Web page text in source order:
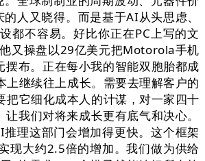
人又晓得。而是基于AI从头思虑、
都不容易。好比你正在PC上写的文
又操盘以29亿美元把Motorola手机
布。正在每小我的智能双胞胎都成
继续往上成长。需要去理解客户的
它细化成本人的计谋，对一家四十
我们对将来成长更有底气和决心。
理这部门会增加得更快。这个框架
现大约2.5倍的增加。我们做为供给